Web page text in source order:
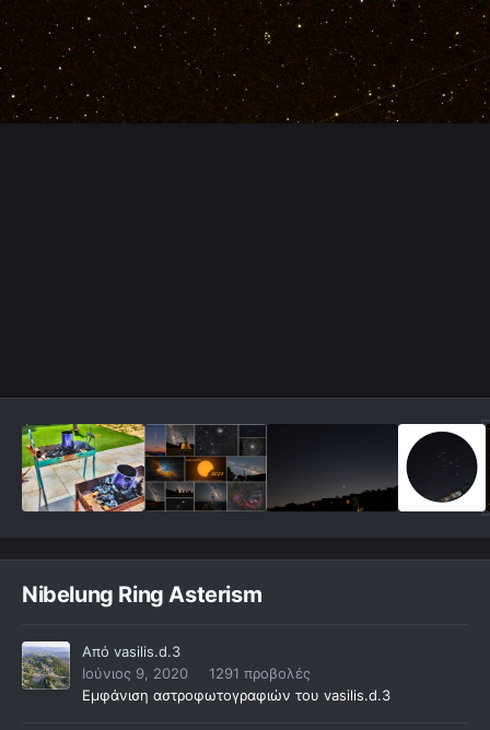
Nibelung Ring Asterism
Από vasilis.d.3
Ιούνιος 9, 2020
1291 προβολές
Εμφάνιση αστροφωτογραφιών του vasilis.d.3